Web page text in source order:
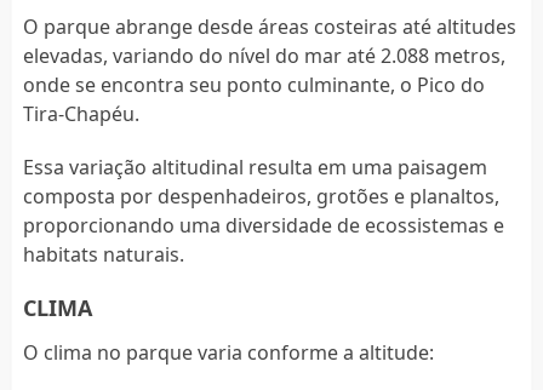
O parque abrange desde áreas costeiras até altitudes
elevadas, variando do nível do mar até 2.088 metros,
onde se encontra seu ponto culminante, o Pico do
Tira-Chapéu.
Essa variação altitudinal resulta em uma paisagem
composta por despenhadeiros, grotões e planaltos,
proporcionando uma diversidade de ecossistemas e
habitats naturais.
CLIMA
O clima no parque varia conforme a altitude: